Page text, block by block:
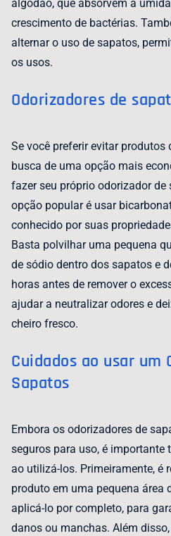
algodão, que absorvem a
crescimento de bactérias.
alternar o uso de sapatos,
os usos.
Odorizadores de
Se você preferir evitar produtos
busca de uma opção mais
fazer seu próprio odorizador de
opção popular é usar
conhecido por suas
Basta polvilhar uma pequena
de sódio dentro dos sapatos e
horas antes de remover o
ajudar a neutralizar odores e
cheiro fresco.
Cuidados ao usar um
Sapatos
Embora os odorizadores de
seguros para uso, é
ao utilizá-los. Primeiramente, é
produto em uma pequena área
aplicá-lo por completo, para
danos ou manchas. Além